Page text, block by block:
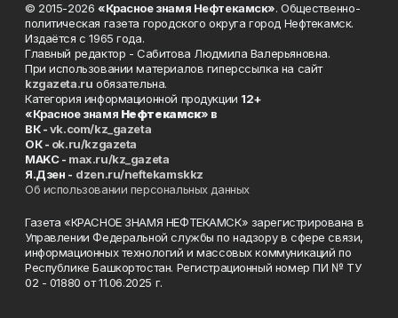
© 2015-2026 «Красное знамя Нефтекамск». Общественно-
политическая газета городского округа город Нефтекамск.
Издаётся с 1965 года.
Главный редактор - Сабитова Людмила Валерьяновна.
При использовании материалов гиперссылка на сайт
kzgazeta.ru обязательна.
Категория информационной продукции 12+
«Красное знамя Нефтекамск» в
ВК -vk.com/kz_gazeta
ОК - ok.ru/kzgazeta
MAKC - max.ru/kz_gazeta
Я.Дзен - dzen.ru/neftekamskkz
Об использовании персональных данных
Газета «КРАСНОЕ ЗНАМЯ НЕФТЕКАМСК» зарегистрирована в
Управлении Федеральной службы по надзору в сфере связи,
информационных технологий и массовых коммуникаций по
Республике Башкортостан. Регистрационный номер ПИ № ТУ
02 - 01880 от 11.06.2025 г.